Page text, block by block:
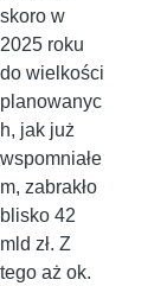
skoro w
2025 roku
do wielkości
planowanyc
h, jak już
wspomniałe
m, zabrakło
blisko 42
mld zł. Z
tego aż ok.